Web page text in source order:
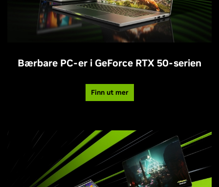
Bærbare PC-er i GeForce RTX 50-serien
Finn ut mer